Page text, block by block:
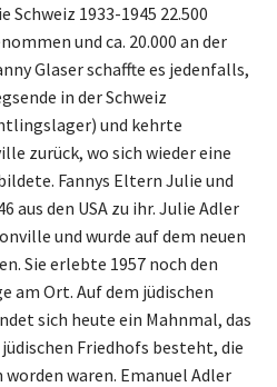
Schweiz 1933-1945 22.500
und ca. 20.000 an der
Glaser schaffte es jedenfalls,
in der Schweiz
und kehrte
zurück, wo sich wieder eine
Fannys Eltern Julie und
aus den USA zu ihr. Julie Adler
und wurde auf dem neuen
Sie erlebte 1957 noch den
am Ort. Auf dem jüdischen
sich heute ein Mahnmal, das
Friedhofs besteht, die
waren. Emanuel Adler